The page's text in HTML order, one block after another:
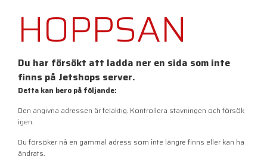
HOPPSAN
Du har försökt att ladda ner en sida som inte
finns på Jetshops server.
Detta kan bero på följande:
Den angivna adressen är felaktig. Kontrollera stavningen och försök
igen.
Du försöker nå en gammal adress som inte längre finns eller kan ha
ändrats.